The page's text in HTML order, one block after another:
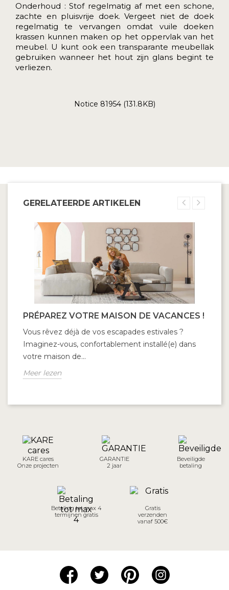
Onderhoud : Stof regelmatig af met een schone,
zachte en pluisvrije doek. Vergeet niet de doek
regelmatig te vervangen omdat vuile doeken
krassen kunnen maken op het oppervlak van het
meubel. U kunt ook een transparante meubellak
gebruiken wanneer het hout zijn glans begint te
verliezen.
Notice 81954 (131.8KB)
GERELATEERDE ARTIKELEN
PRÉPAREZ VOTRE MAISON DE VACANCES !
Vous rêvez déjà de vos escapades estivales ?
Imaginez-vous, confortablement installé(e) dans
votre maison de...
Meer lezen
KARE cares
Onze projecten
GARANTIE
2 jaar
Beveiligde
betaling
Betaling tot max 4
termijnen gratis
Gratis
verzenden
vanaf 500€